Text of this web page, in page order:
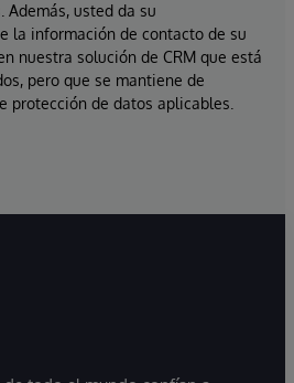
Además, usted da su
la información de contacto de su
nuestra solución de CRM que está
pero que se mantiene de
protección de datos aplicables.